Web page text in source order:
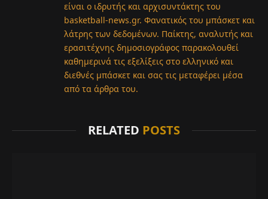
είναι ο ιδρυτής και αρχισυντάκτης του
basketball-news.gr. Φανατικός του μπάσκετ και
λάτρης των δεδομένων. Παίκτης, αναλυτής και
ερασιτέχνης δημοσιογράφος παρακολουθεί
καθημερινά τις εξελίξεις στο ελληνικό και
διεθνές μπάσκετ και σας τις μεταφέρει μέσα
από τα άρθρα του.
RELATED POSTS